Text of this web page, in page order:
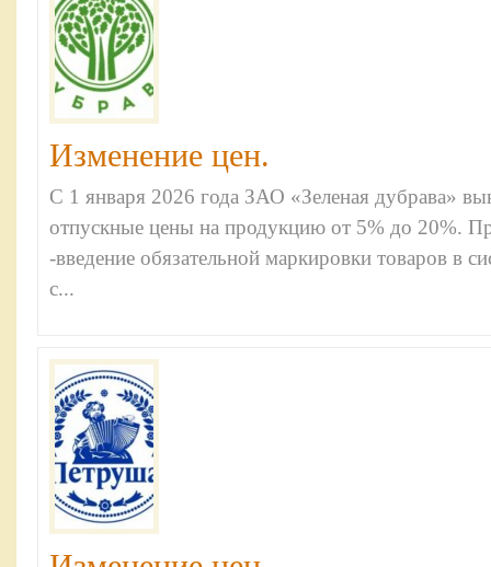
Изменение цен.
С 1 января 2026 года ЗАО «Зеленая дубрава»
отпускные цены на продукцию от 5% до 20%.
-введение обязательной маркировки товаров в
с...